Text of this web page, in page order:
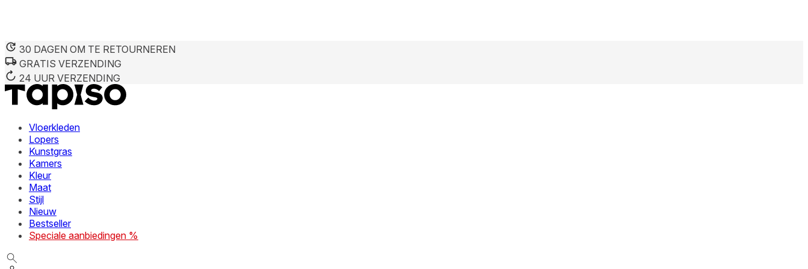
30 DAGEN OM TE RETOURNEREN
GRATIS VERZENDING
24 UUR VERZENDING
Vloerkleden
Lopers
Kunstgras
Kamers
Kleur
Maat
Stijl
Nieuw
Bestseller
Speciale aanbiedingen %